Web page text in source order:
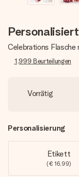
Celebrations Flasche
1,999 Beurteilungen
Vorrätig
Personalisierung
Etikett
(€ 16,99)